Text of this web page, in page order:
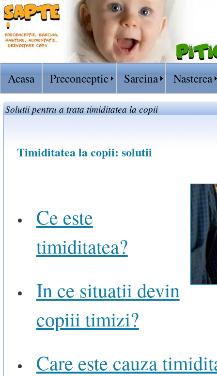
Acasa Preconceptie Sarcina Nasterea
Solutii pentru a trata timiditatea la copii
Timiditatea la copii: solutii
Ce este
timiditatea?
In ce situatii devin
copiii timizi?
Care este cauza